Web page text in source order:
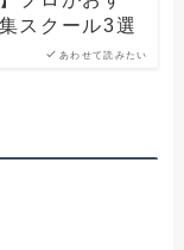
あわせて読みたい
スクール3選